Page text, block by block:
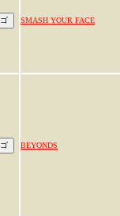
SMASH YOUR FACE
BEYONDS